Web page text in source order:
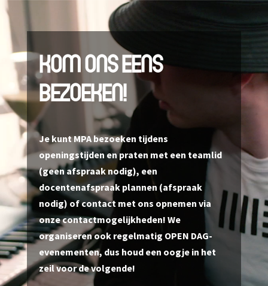
Videospeler
KOM ONS EENS
BEZOEKEN!
Je kunt MPA bezoeken tijdens
openingstijden en praten met een teamlid
(geen afspraak nodig), een
docentenafspraak plannen (afspraak
nodig) of contact met ons opnemen via
onze contactmogelijkheden! We
organiseren ook regelmatig OPEN DAG-
evenementen, dus houd een oogje in het
zeil voor de volgende!